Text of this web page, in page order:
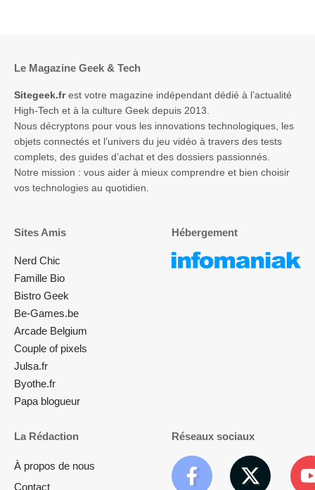
Le Magazine Geek & Tech
Sitegeek.frest votre magazine indépendant dédié à l’actualité
High-Tech et à la culture Geek depuis 2013.
Nous décryptons pour vous les innovations technologiques, les
objets connectés et l’univers du jeu vidéo à travers des tests
complets, des guides d’achat et des dossiers passionnés.
Notre mission : vous aider à mieux comprendre et bien choisir
vos technologies au quotidien.
Sites Amis
Nerd Chic
Famille Bio
Bistro Geek
Be-Games.be
Arcade Belgium
Couple of pixels
Julsa.fr
Byothe.fr
Papa blogueur
Hébergement
La Rédaction
À propos de nous
Contact
Réseaux sociaux